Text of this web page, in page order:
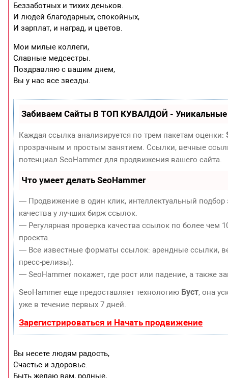
Беззаботных и тихих деньков.
И людей благодарных, спокойных,
И зарплат, и наград, и цветов.
Мои милые коллеги,
Славные медсестры.
Поздравляю с вашим днем,
Вы у нас все звезды.
Забиваем Сайты В ТОП КУВАЛДОЙ - Уникальные
Каждая ссылка анализируется по трем пакетам оценки:
прозрачным и простым занятием. Ссылки, вечные
потенциал SeoHammer для продвижения вашего сайта.
Что умеет делать SeoHammer
— Продвижение в один клик, интеллектуальный
качества у лучших бирж ссылок.
— Регулярная проверка качества ссылок по более чем
проекта.
— Все известные форматы ссылок: арендные ссылки,
пресс-релизы).
— SeoHammer покажет, где рост или падение, а также
SeoHammer еще предоставляет технологию Буст, она
уже в течение первых 7 дней.
Зарегистрироваться и Начать продвижение
Вы несете людям радость,
Счастье и здоровье.
Быть желаю вам, родные,